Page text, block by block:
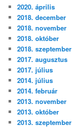
2020. április
2018. december
2018. november
2018. október
2018. szeptember
2017. augusztus
2017. július
2014. július
2014. február
2013. november
2013. október
2013. szeptember